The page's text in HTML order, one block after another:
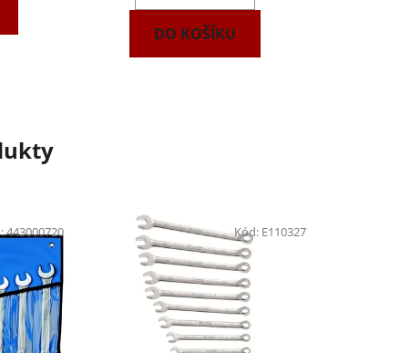
DO KOŠÍKU
443000720 Kód: E110327